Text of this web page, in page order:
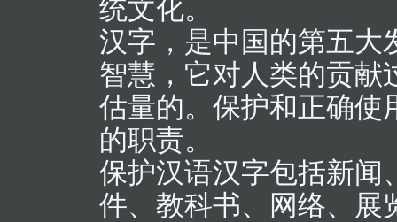
统文化。
汉字，是中国的第五大
智慧，它对人类的贡献
估量的。保护和正确使
的职责。
保护汉语汉字包括新闻
件、教科书、网络、展